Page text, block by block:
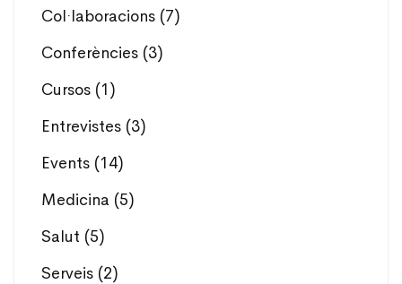
Col·laboracions (7)
Conferències (3)
Cursos (1)
Entrevistes (3)
Events (14)
Medicina (5)
Salut (5)
Serveis (2)